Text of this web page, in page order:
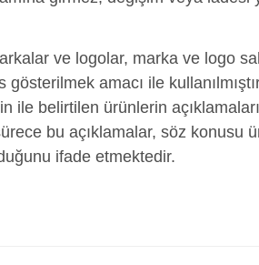
ve logolar, marka ve logo
amacı ile
ile belirtilen ürünlerin
bu açıklamalar, söz konusu
ifade etmektedir.